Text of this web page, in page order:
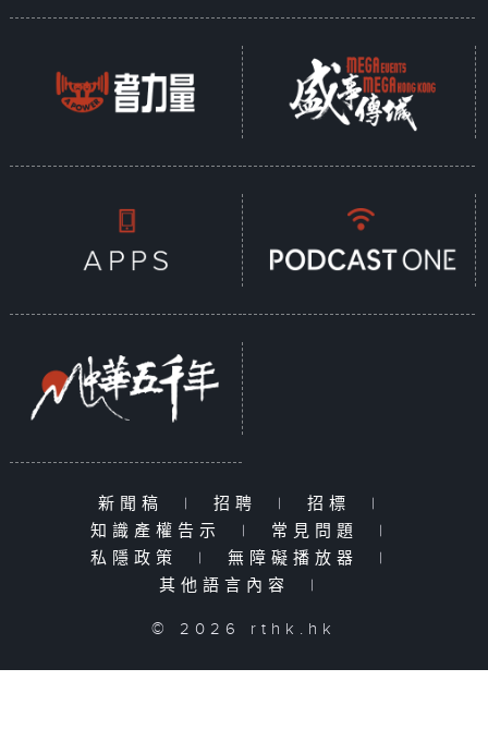
新聞稿 | 招聘 | 招標
|
知識產權告示
| 常見問題
|
私隱政策
| 無障礙播放器
|
其他語言內容
|
© 2026 rthk.hk